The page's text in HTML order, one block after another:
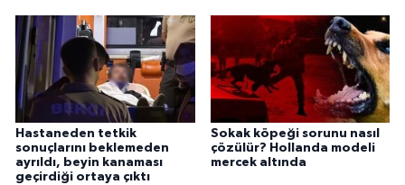
Hastaneden tetkik
sonuçlarını beklemeden
ayrıldı, beyin kanaması
geçirdiği ortaya çıktı
Sokak köpeği sorunu nasıl
çözülür? Hollanda modeli
mercek altında